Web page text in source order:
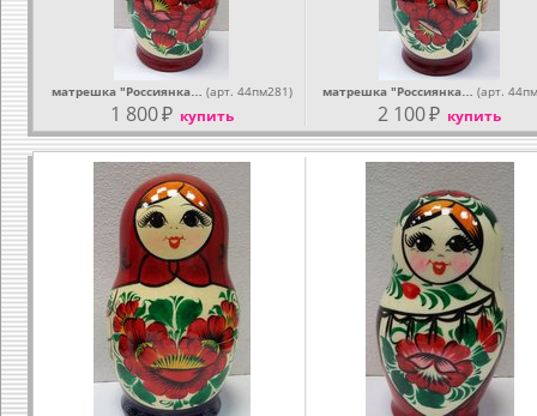
матрешка "Россиянка… (арт. 44пм281)
1 800₽ купить
матрешка "Россиянка… (арт.
2 100₽ купить